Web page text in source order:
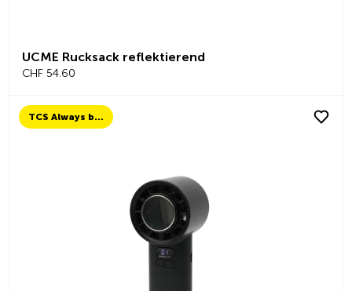
UCME Rucksack reflektierend
CHF 54.60
TCS Always by my side